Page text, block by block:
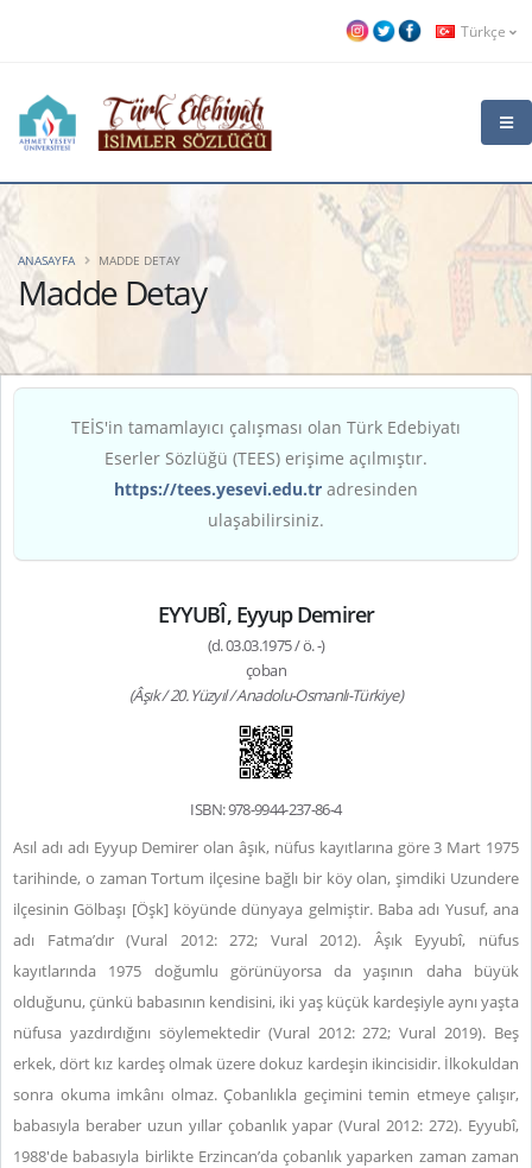
Türkçe
Madde Detay
ANASAYFA MADDE DETAY
TEİS'in tamamlayıcı çalışması olan Türk Edebiyatı
Eserler Sözlüğü (TEES) erişime açılmıştır.
https://tees.yesevi.edu.tr adresinden
ulaşabilirsiniz.
EYYUBÎ, Eyyup Demirer
(d. 03.03.1975 / ö. -)
çoban
(Âşık / 20. Yüzyıl / Anadolu-Osmanlı-Türkiye)
ISBN: 978-9944-237-86-4
Asıl adı adı Eyyup Demirer olan âşık, nüfus kayıtlarına göre 3 Mart 1975
tarihinde, o zaman Tortum ilçesine bağlı bir köy olan, şimdiki Uzundere
ilçesinin Gölbaşı [Öşk] köyünde dünyaya gelmiştir. Baba adı Yusuf, ana
adı Fatma’dır (Vural 2012: 272; Vural 2012). Âşık Eyyubî, nüfus
kayıtlarında 1975 doğumlu görünüyorsa da yaşının daha büyük
olduğunu, çünkü babasının kendisini, iki yaş küçük kardeşiyle aynı yaşta
nüfusa yazdırdığını söylemektedir (Vural 2012: 272; Vural 2019). Beş
erkek, dört kız kardeş olmak üzere dokuz kardeşin ikincisidir. İlkokuldan
sonra okuma imkânı olmaz. Çobanlıkla geçimini temin etmeye çalışır,
babasıyla beraber uzun yıllar çobanlık yapar (Vural 2012: 272). Eyyubî,
1988'de babasıyla birlikte Erzincan’da çobanlık yaparken zaman zaman